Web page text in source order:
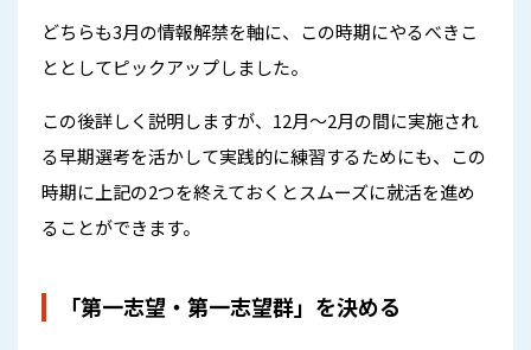
どちらも3月の情報解禁を軸に、この時期にやるべきこ
ととしてピックアップしました。
この後詳しく説明しますが、12月〜2月の間に実施され
る早期選考を活かして実践的に練習するためにも、この
時期に上記の2つを終えておくとスムーズに就活を進め
ることができます。
「第一志望・第一志望群」を決める